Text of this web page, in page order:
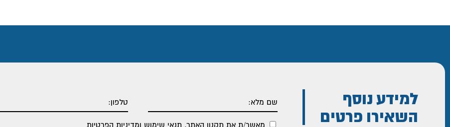
למידע נוסף
השאירו פרטים
מאשר/ת את תקנון האתר, תנאי שימוש ומדיניות הפרטיות